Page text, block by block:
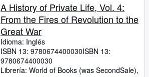
A History of Private Life, Vol. 4:
From the Fires of Revolution to the
Great War
Idioma: Inglés
ISBN 13: 9780674400030ISBN 13:
9780674400030
Librería: World of Books (was SecondSale),